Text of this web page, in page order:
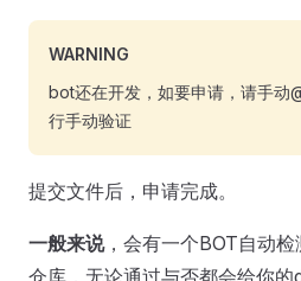
WARNING
bot还在开发，如要申请，请手动
行手动验证
提交文件后，申请完成。
一般来说，会有一个BOT自动
仓库，无论通过与否都会给你